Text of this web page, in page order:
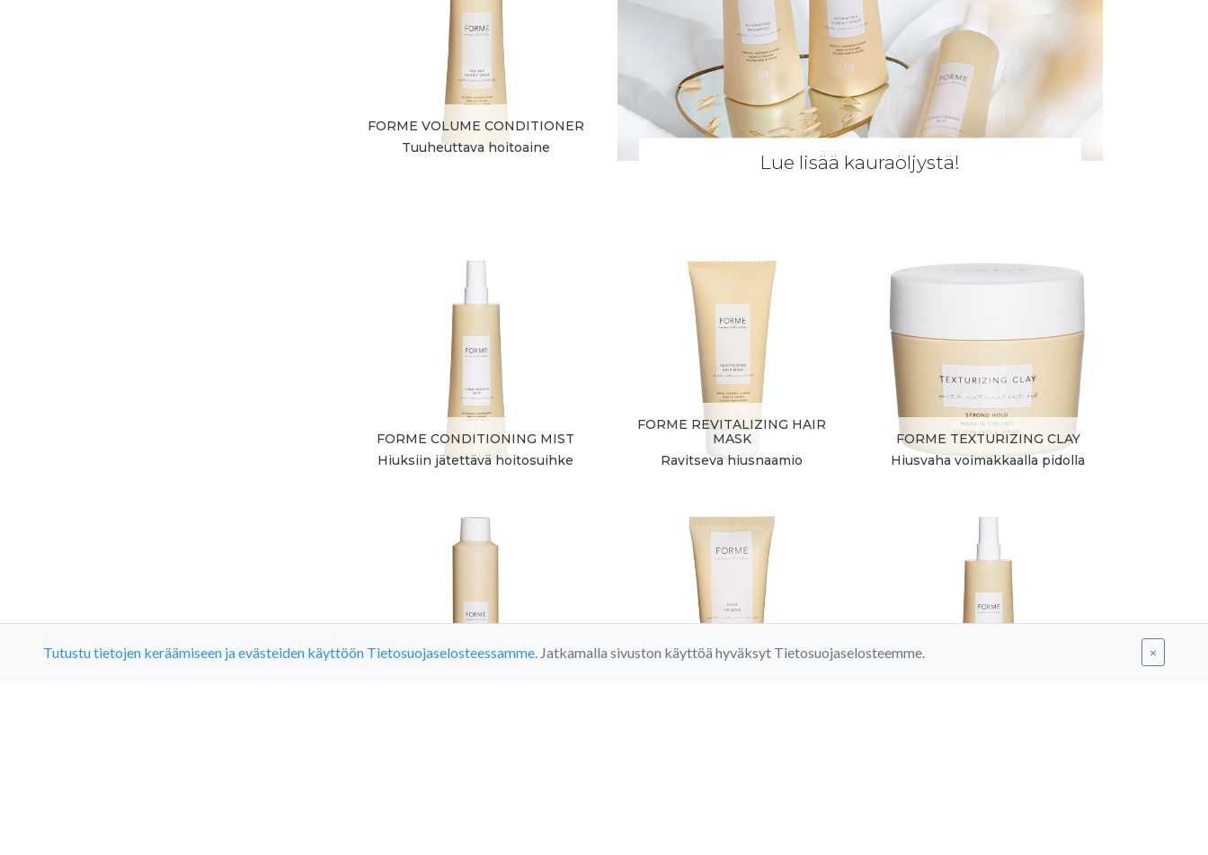
FORME VOLUME CONDITIONER
Tuuheuttava hoitoaine
Lue lisää kauraöljystä!
FORME CONDITIONING MIST
Hiuksiin jätettävä hoitosuihke
FORME REVITALIZING HAIR
MASK
Ravitseva hiusnaamio
FORME TEXTURIZING CLAY
Hiusvaha voimakkaalla pidolla
Tutustu tietojen keräämiseen ja evästeiden käyttöön Tietosuojaselosteessamme. Jatkamalla sivuston käyttöä hyväksyt Tietosuojaselosteemme. ×